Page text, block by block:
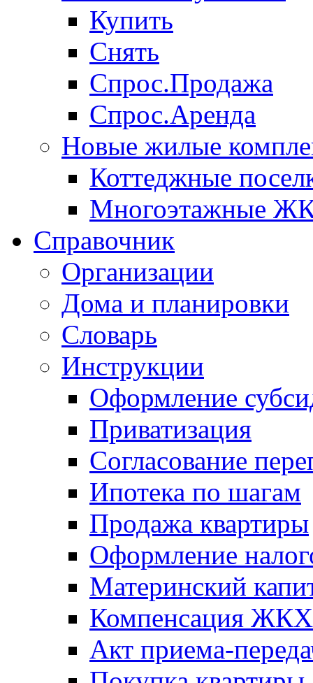
Купить
Снять
Спрос.Продажа
Спрос.Аренда
Новые жилые
Коттеджные
Многоэтажные
Справочник
Организации
Дома и планировки
Словарь
Инструкции
Оформление
Приватизация
Согласование
Ипотека по шагам
Продажа квартиры
Оформление
Материнский
Компенсация ЖКХ
Акт приема-